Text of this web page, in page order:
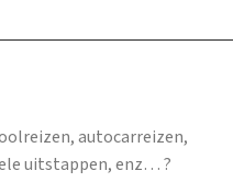
autocarreizen,
uitstappen, enz… ?